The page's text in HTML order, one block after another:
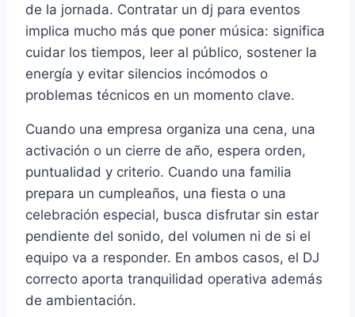
de la jornada. Contratar un dj para eventos
implica mucho más que poner música: significa
cuidar los tiempos, leer al público, sostener la
energía y evitar silencios incómodos o
problemas técnicos en un momento clave.
Cuando una empresa organiza una cena, una
activación o un cierre de año, espera orden,
puntualidad y criterio. Cuando una familia
prepara un cumpleaños, una fiesta o una
celebración especial, busca disfrutar sin estar
pendiente del sonido, del volumen ni de si el
equipo va a responder. En ambos casos, el DJ
correcto aporta tranquilidad operativa además
de ambientación.